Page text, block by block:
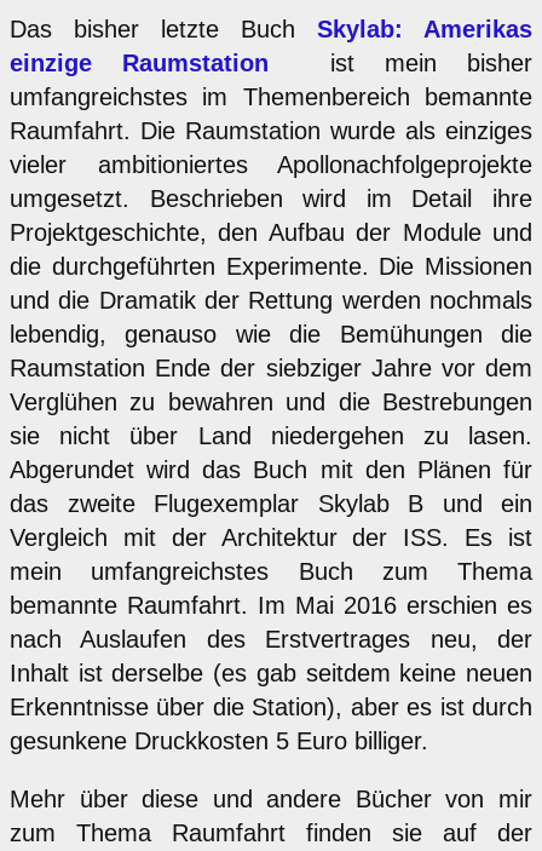
Das bisher letzte Buch Skylab: Amerikas
einzige Raumstation
ist mein bisher
umfangreichstes im Themenbereich bemannte
Raumfahrt. Die Raumstation wurde als einziges
vieler ambitioniertes Apollonachfolgeprojekte
umgesetzt. Beschrieben wird im Detail ihre
Projektgeschichte, den Aufbau der Module und
die durchgeführten Experimente. Die Missionen
und die Dramatik der Rettung werden nochmals
lebendig, genauso wie die Bemühungen die
Raumstation Ende der siebziger Jahre vor dem
Verglühen zu bewahren und die Bestrebungen
sie nicht über Land niedergehen zu lasen.
Abgerundet wird das Buch mit den Plänen für
das zweite Flugexemplar Skylab B und ein
Vergleich mit der Architektur der ISS. Es ist
mein umfangreichstes Buch zum Thema
bemannte Raumfahrt. Im Mai 2016 erschien es
nach Auslaufen des Erstvertrages neu, der
Inhalt ist derselbe (es gab seitdem keine neuen
Erkenntnisse über die Station), aber es ist durch
gesunkene Druckkosten 5 Euro billiger.
Mehr über diese und andere Bücher von mir
zum Thema Raumfahrt finden sie auf der